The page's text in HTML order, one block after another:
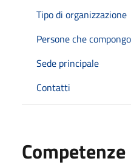
Tipo di organizzazione
Persone che
Sede principale
Contatti
Competenze